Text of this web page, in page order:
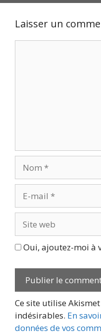
Laisser un
mail
web
Oui, ajoutez-moi à
Ce site utilise
indésirables. En
données de vos